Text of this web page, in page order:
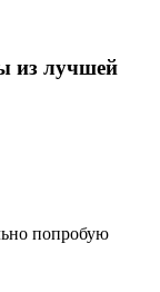
из лучшей
попробую